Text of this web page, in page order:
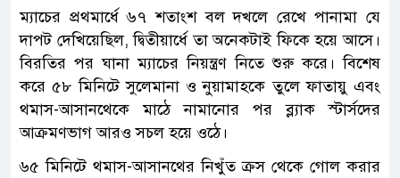
ম্যাচের প্রথমার্ধে ৬৭ শতাংশ বল দখলে রেখে পানামা যে
দাপট দেখিয়েছিল, দ্বিতীয়ার্ধে তা অনেকটাই ফিকে হয়ে আসে।
বিরতির পর ঘানা ম্যাচের নিয়ন্ত্রণ নিতে শুরু করে। বিশেষ
করে ৫৮ মিনিটে সুলেমানা ও নুয়ামাহকে তুলে ফাতায়ু এবং
থমাস-আসানথেকে মাঠে নামানোর পর ব্ল্যাক স্টার্সদের
আক্রমণভাগ আরও সচল হয়ে ওঠে।
৬৫ মিনিটে থমাস-আসানথের নিখুঁত ক্রস থেকে গোল করার